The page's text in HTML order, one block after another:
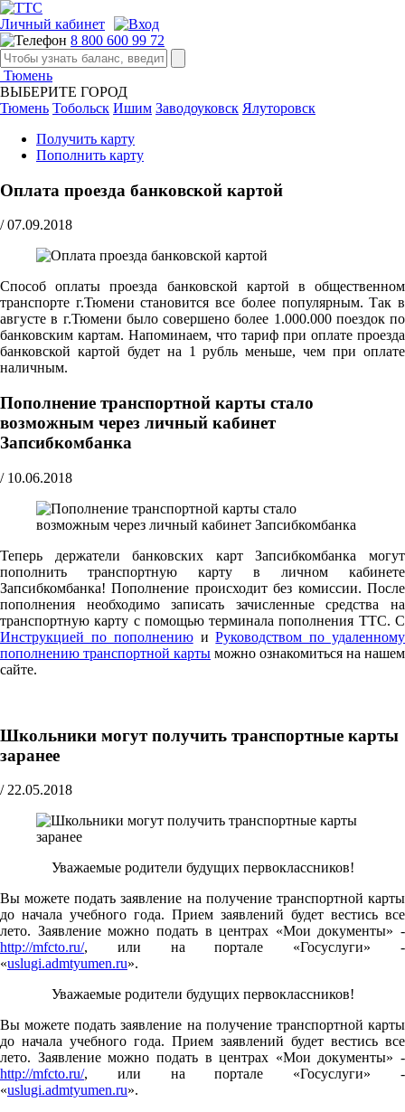
Личный кабинет
8 800 600 99 72
Тюмень
ВЫБЕРИТЕ ГОРОД
Тюмень Тобольск Ишим Заводоуковск Ялуторовск
Получить карту
Пополнить карту
Оплата проезда банковской картой
/ 07.09.2018
Способ оплаты проезда банковской картой в общественном
транспорте г.Тюмени становится все более популярным. Так в
августе в г.Тюмени было совершено более 1.000.000 поездок по
банковским картам. Напоминаем, что тариф при оплате проезда
банковской картой будет на 1 рубль меньше, чем при оплате
наличным.
Пополнение транспортной карты стало
возможным через личный кабинет
Запсибкомбанка
/ 10.06.2018
Теперь держатели банковских карт Запсибкомбанка могут
пополнить транспортную карту в личном кабинете
Запсибкомбанка! Пополнение происходит без комиссии. После
пополнения необходимо записать зачисленные средства на
транспортную карту с помощью терминала пополнения ТТС. С
Инструкцией по пополнениюиРуководством по удаленному
пополнению транспортной карты можно ознакомиться на нашем
сайте.
Школьники могут получить транспортные карты
заранее
/ 22.05.2018
Уважаемые родители будущих первоклассников!
Вы можете подать заявление на получение транспортной карты
до начала учебного года. Прием заявлений будет вестись все
лето. Заявление можно подать в центрах «Мои документы» -
http://mfcto.ru/, или на портале «Госуслуги» -
«uslugi.admtyumen.ru».
Уважаемые родители будущих первоклассников!
Вы можете подать заявление на получение транспортной карты
до начала учебного года. Прием заявлений будет вестись все
лето. Заявление можно подать в центрах «Мои документы» -
http://mfcto.ru/, или на портале «Госуслуги» -
«uslugi.admtyumen.ru».